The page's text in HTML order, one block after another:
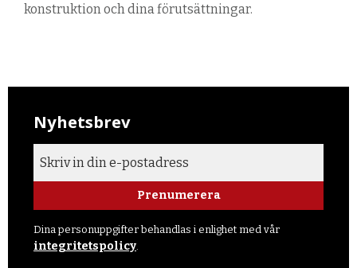
konstruktion och dina förutsättningar.
Nyhetsbrev
Prenumerera
Dina personuppgifter behandlas i enlighet med vår
integritetspolicy